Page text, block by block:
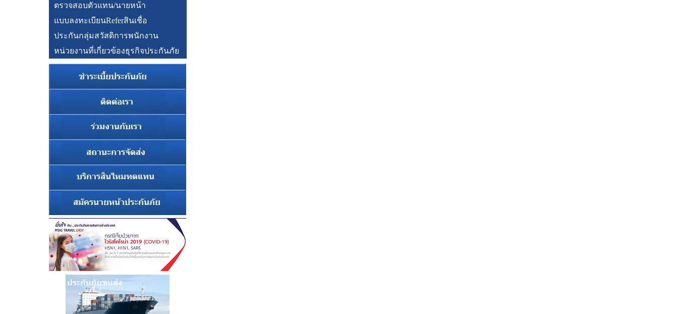
ตรวจสอบตัวแทน/นายหน้า
แบบลงทะเบียนReferสินเชื่อ
ประกันกลุ่มสวัสดิการพนักงาน
หน่วยงานที่เกี่ยวข้องธุรกิจประกันภัย